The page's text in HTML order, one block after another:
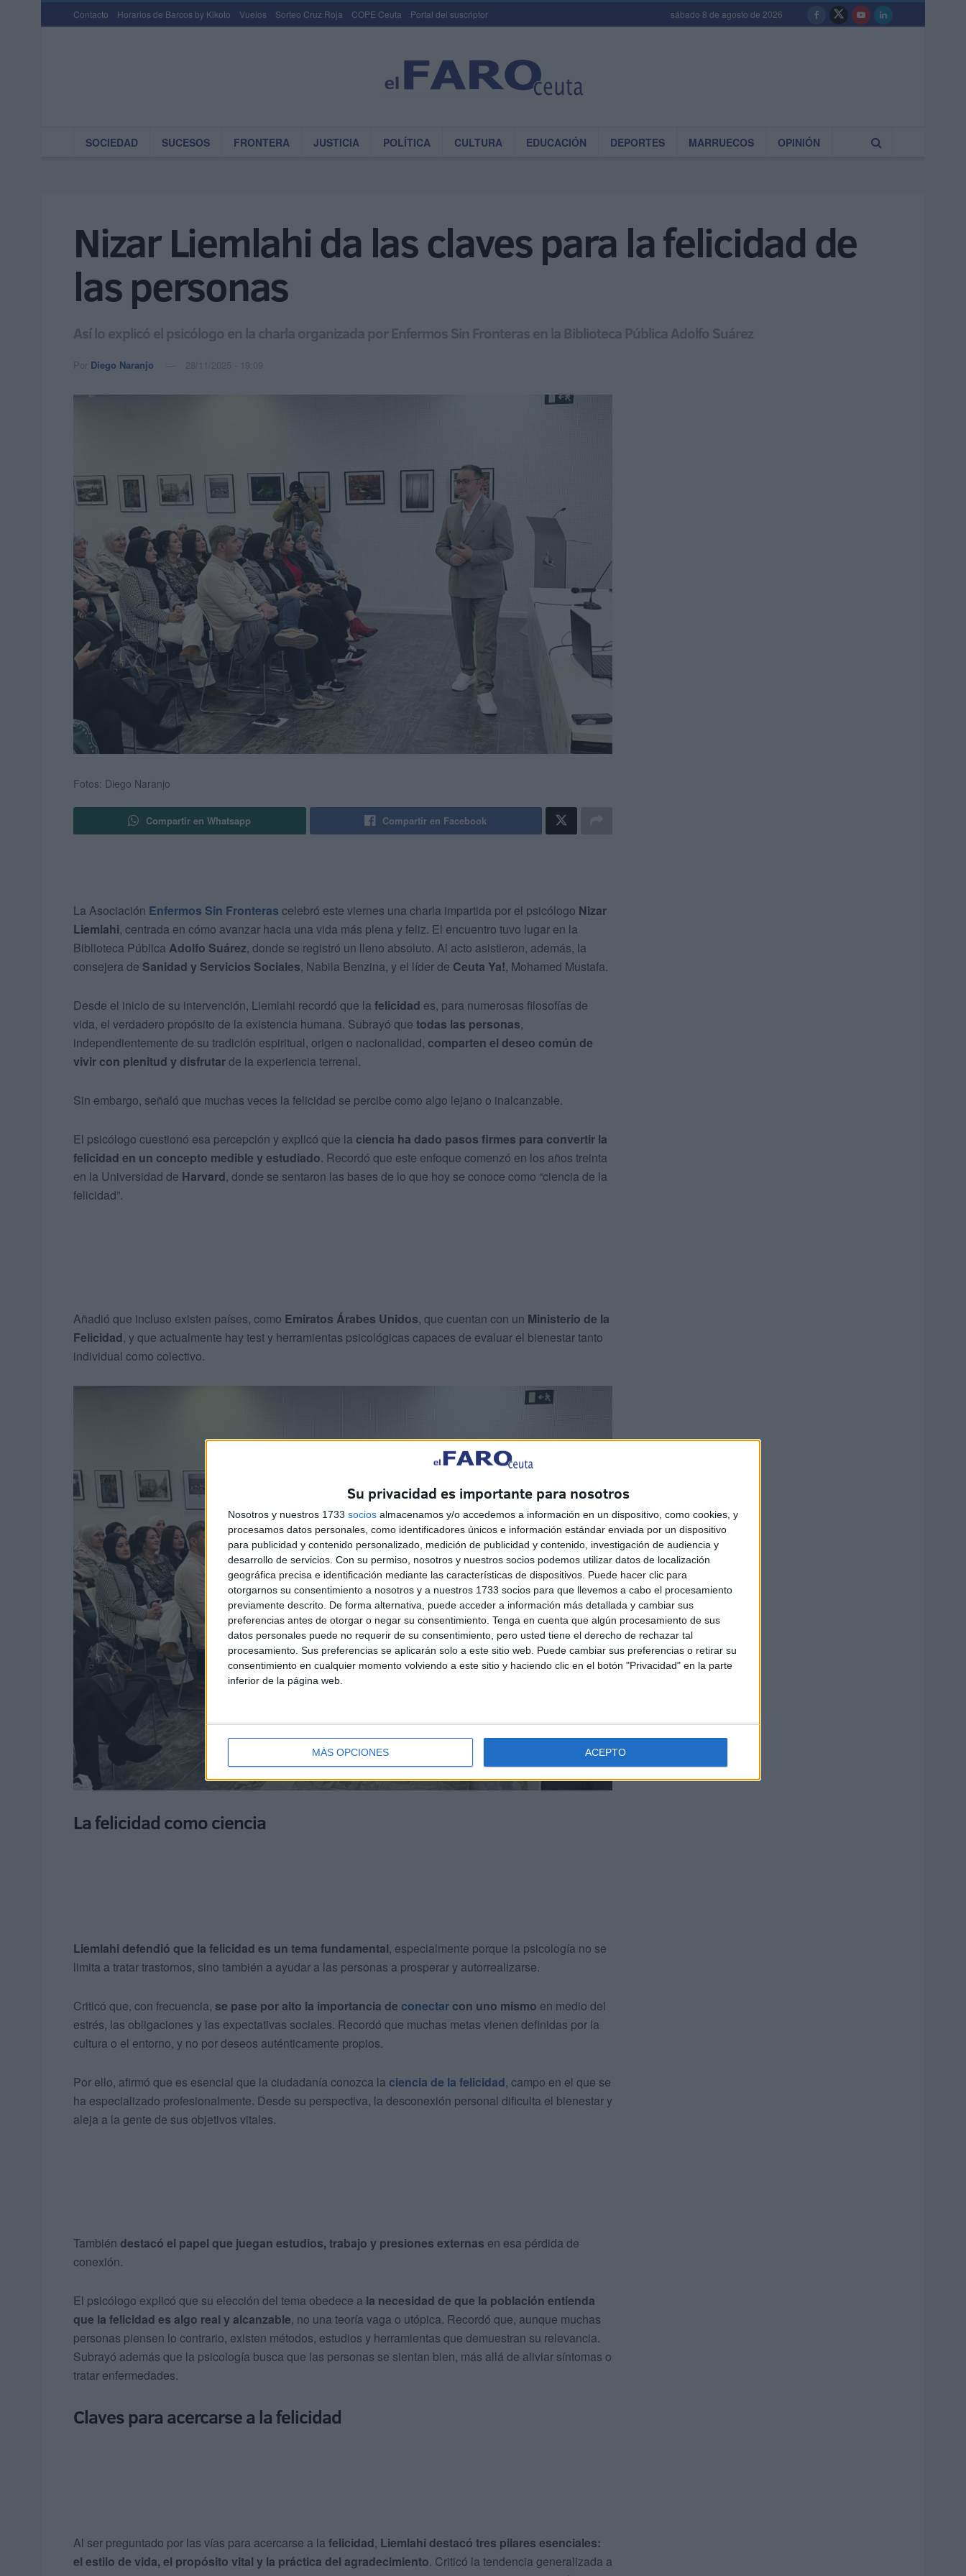
Su privacidad es importante para nosotros
Nosotros y nuestros 1733 socios almacenamos y/o accedemos a información en un dispositivo, como cookies, y
procesamos datos personales, como identificadores únicos e información estándar enviada por un dispositivo
para publicidad y contenido personalizado, medición de publicidad y contenido, investigación de audiencia y
desarrollo de servicios. Con su permiso, nosotros y nuestros socios podemos utilizar datos de localización
geográfica precisa e identificación mediante las características de dispositivos. Puede hacer clic para
otorgarnos su consentimiento a nosotros y a nuestros 1733 socios para que llevemos a cabo el procesamiento
previamente descrito. De forma alternativa, puede acceder a información más detallada y cambiar sus
preferencias antes de otorgar o negar su consentimiento. Tenga en cuenta que algún procesamiento de sus
datos personales puede no requerir de su consentimiento, pero usted tiene el derecho de rechazar tal
procesamiento. Sus preferencias se aplicarán solo a este sitio web. Puede cambiar sus preferencias o retirar su
consentimiento en cualquier momento volviendo a este sitio y haciendo clic en el botón "Privacidad" en la parte
inferior de la página web.
MÁS OPCIONES ACEPTO
Contacto Horarios de Barcos by Kikoto Vuelos Sorteo Cruz Roja COPE Ceuta Portal del suscriptor sábado 8 de agosto de 2026
SOCIEDAD SUCESOS FRONTERA JUSTICIA POLÍTICA CULTURA EDUCACIÓN DEPORTES MARRUECOS OPINIÓN
Nizar Liemlahi da las claves para la felicidad de
las personas
Así lo explicó el psicólogo en la charla organizada por Enfermos Sin Fronteras en la Biblioteca Pública Adolfo Suárez
Por Diego Naranjo 28/11/2025 - 19:09
Fotos: Diego Naranjo
Compartir en Whatsapp Compartir en Facebook
La Asociación Enfermos Sin Fronteras celebró este viernes una charla impartida por el psicólogo Nizar
Liemlahi, centrada en cómo avanzar hacia una vida más plena y feliz. El encuentro tuvo lugar en la
Biblioteca Pública Adolfo Suárez, donde se registró un lleno absoluto. Al acto asistieron, además, la
consejera de Sanidad y Servicios Sociales, Nabila Benzina, y el líder de Ceuta Ya!, Mohamed Mustafa.
Desde el inicio de su intervención, Liemlahi recordó que la felicidad es, para numerosas filosofías de
vida, el verdadero propósito de la existencia humana. Subrayó que todas las personas,
independientemente de su tradición espiritual, origen o nacionalidad, comparten el deseo común de
vivir con plenitud y disfrutarde la experiencia terrenal.
Sin embargo, señaló que muchas veces la felicidad se percibe como algo lejano o inalcanzable.
El psicólogo cuestionó esa percepción y explicó que la ciencia ha dado pasos firmes para convertir la
felicidad en un concepto medible y estudiado. Recordó que este enfoque comenzó en los años treinta
en la Universidad de Harvard, donde se sentaron las bases de lo que hoy se conoce como “ciencia de la
felicidad”.
Añadió que incluso existen países, como Emiratos Árabes Unidos, que cuentan con un Ministerio de la
Felicidad, y que actualmente hay test y herramientas psicológicas capaces de evaluar el bienestar tanto
individual como colectivo.
La felicidad como ciencia
Liemlahi defendió que la felicidad es un tema fundamental, especialmente porque la psicología no se
limita a tratar trastornos, sino también a ayudar a las personas a prosperar y autorrealizarse.
Criticó que, con frecuencia, se pase por alto la importancia de conectar con uno mismo en medio del
estrés, las obligaciones y las expectativas sociales. Recordó que muchas metas vienen definidas por la
cultura o el entorno, y no por deseos auténticamente propios.
Por ello, afirmó que es esencial que la ciudadanía conozca la ciencia de la felicidad, campo en el que se
ha especializado profesionalmente. Desde su perspectiva, la desconexión personal dificulta el bienestar y
aleja a la gente de sus objetivos vitales.
También destacó el papel que juegan estudios, trabajo y presiones externas en esa pérdida de
conexión.
El psicólogo explicó que su elección del tema obedece a la necesidad de que la población entienda
que la felicidad es algo real y alcanzable, no una teoría vaga o utópica. Recordó que, aunque muchas
personas piensen lo contrario, existen métodos, estudios y herramientas que demuestran su relevancia.
Subrayó además que la psicología busca que las personas se sientan bien, más allá de aliviar síntomas o
tratar enfermedades.
Claves para acercarse a la felicidad
Al ser preguntado por las vías para acercarse a la felicidad, Liemlahi destacó tres pilares esenciales:
el estilo de vida, el propósito vital y la práctica del agradecimiento. Criticó la tendencia generalizada a